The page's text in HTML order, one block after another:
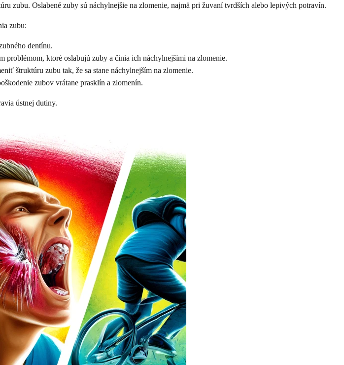
zubu. Oslabené zuby sú náchylnejšie na zlomenie, najmä pri žuvaní tvrdších alebo lepivých potravín.
zubu:
dentínu.
problémom, ktoré oslabujú zuby a činia ich náchylnejšími na zlomenie.
štruktúru zubu tak, že sa stane náchylnejším na zlomenie.
zubov vrátane prasklín a zlomenín.
ústnej dutiny.